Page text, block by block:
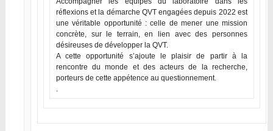
réflexions et la démarche QVT engagées depuis 2022 est
une véritable opportunité : celle de mener une mission
concrète, sur le terrain, en lien avec des personnes
désireuses de développer la QVT.
A cette opportunité s’ajoute le plaisir de partir à la
rencontre du monde et des acteurs de la recherche,
porteurs de cette appétence au questionnement.
.